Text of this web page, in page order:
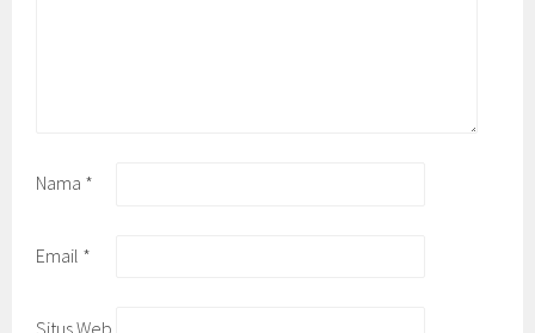
Nama *
Email *
Situs Web